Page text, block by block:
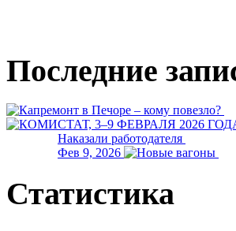
Последние
Наказали работодателя
Фев 9, 2026
Статистика